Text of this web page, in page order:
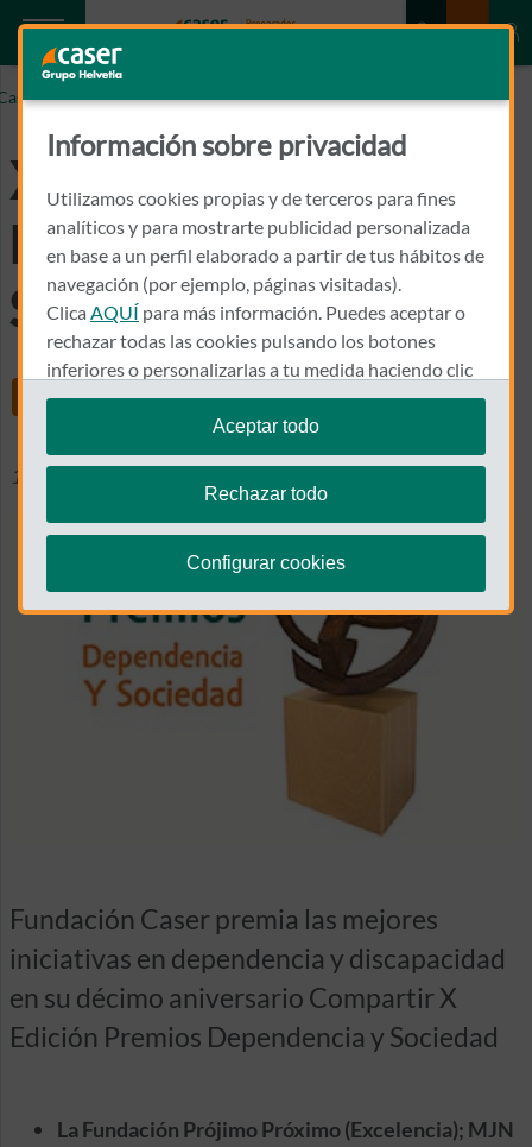
X Premios Dependencia y Sociedad
X Premios
Dependencia y
Sociedad
Share
10 junio 2019
Fundación Caser premia las mejores
iniciativas en dependencia y discapacidad
en su décimo aniversario Compartir X
Edición Premios Dependencia y Sociedad
La Fundación Prójimo Próximo (Excelencia); MJN
Información sobre privacidad
Utilizamos cookies propias y de terceros para fines
analíticos y para mostrarte publicidad personalizada
en base a un perfil elaborado a partir de tus hábitos de
navegación (por ejemplo, páginas visitadas).
Clica AQUÍ para más información. Puedes aceptar o
rechazar todas las cookies pulsando los botones
inferiores o personalizarlas a tu medida haciendo clic
en"configurar cookies".
Te recordamos que puedes modificar tus ajustes de
cookies en cualquier momento en la sección
Aceptar todo
Rechazar todo
Configurar cookies